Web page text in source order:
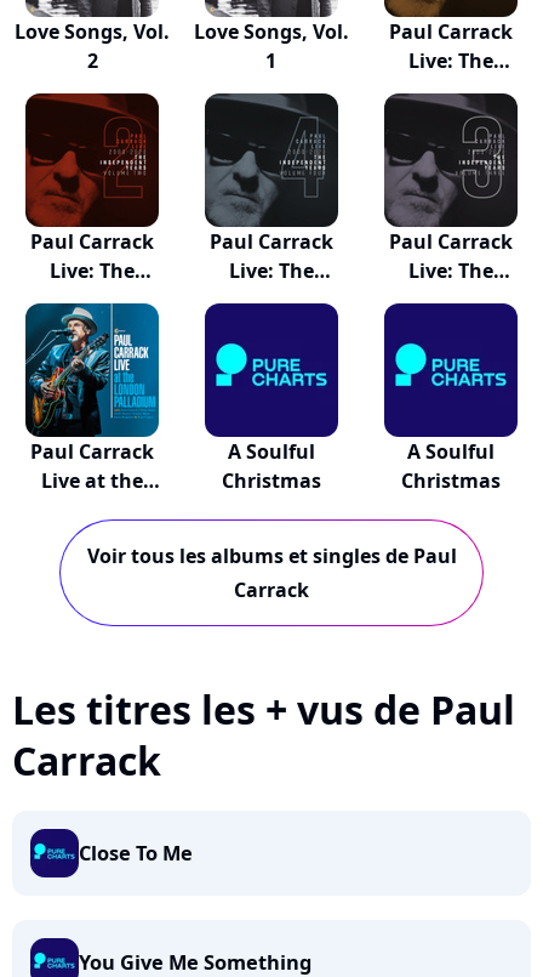
Love Songs, Vol.
2
Love Songs, Vol.
1
Paul Carrack
Live: The
Indepe...
Paul Carrack
Live: The
Indepe...
Paul Carrack
Live: The
Indepe...
Paul Carrack
Live: The
Indepe...
Paul Carrack
Live at the
A Soulful
Christmas
A Soulful
Christmas
Voir tous les albums et singles de Paul
Carrack
Les titres les + vus de Paul
Carrack
Close To Me
You Give Me Something